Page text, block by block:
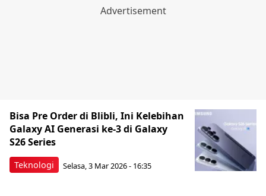
Teknologi
Bisa Pre Order di Blibli, Ini Kelebihan
Galaxy AI Generasi ke-3 di Galaxy
S26 Series
Selasa, 3 Mar 2026 - 16:35